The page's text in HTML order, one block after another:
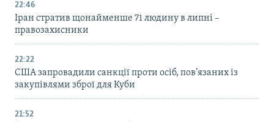
22:46
Іран стратив щонайменше 71 людину в липні –
правозахисники
22:22
США запровадили санкції проти осіб, пов’язаних із
закупівлями зброї для Куби
21:52